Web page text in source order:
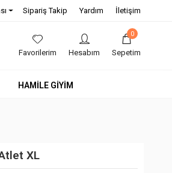
Sipariş Takip Yardım İletişim
Favorilerim Hesabım
0
Sepetim
HAMİLE GİYİM
XL